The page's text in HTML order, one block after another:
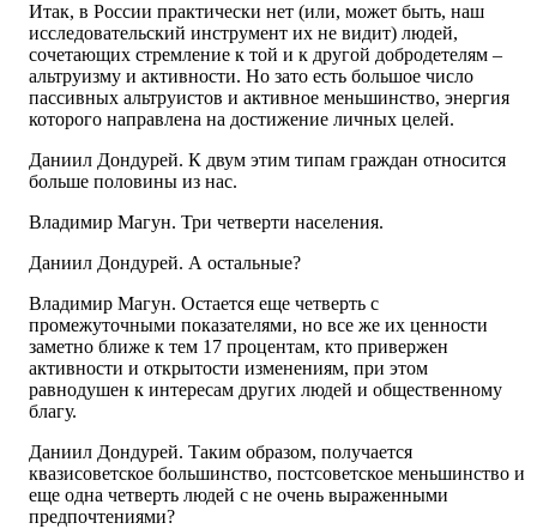
Итак, в России практически нет (или, может быть, наш
исследовательский инструмент их не видит) людей,
сочетающих стремление к той и к другой добродетелям –
альтруизму и активности. Но зато есть большое число
пассивных альтруистов и активное меньшинство, энергия
которого направлена на достижение личных целей.
Даниил Дондурей. К двум этим типам граждан относится
больше половины из нас.
Владимир Магун. Три четверти населения.
Даниил Дондурей. А остальные?
Владимир Магун. Остается еще четверть с
промежуточными показателями, но все же их ценности
заметно ближе к тем 17 процентам, кто привержен
активности и открытости изменениям, при этом
равнодушен к интересам других людей и общественному
благу.
Даниил Дондурей. Таким образом, получается
квазисоветское большинство, постсоветское меньшинство и
еще одна четверть людей с не очень выраженными
предпочтениями?